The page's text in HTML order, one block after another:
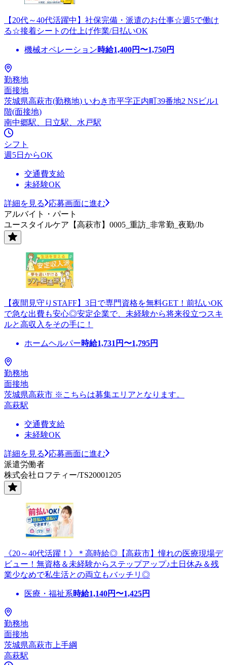
【20代～40代活躍中】社保完備・派遣のお仕事☆週5で働け
る☆接着シートの仕上げ作業/日払いOK
機械オペレーション時給1,400円〜1,750円
勤務地
面接地
茨城県高萩市(勤務地) いわき市平字正内町39番地2 NSビル1
階(面接地)
南中郷駅、日立駅、水戸駅
シフト
週5日からOK
交通費支給
未経験OK
詳細を見る
応募画面に進む
アルバイト・パート
ユースタイルケア【高萩市】0005_重訪_非常勤_夜勤/Jb
【夜間見守りSTAFF】3日で専門資格を無料GET！前払いOK
で急な出費も安心◎安定企業で、未経験から将来役立つスキ
ルと高収入をその手に！
ホームヘルパー時給1,731 円〜1,795円
勤務地
面接地
茨城県高萩市 ※こちらは募集エリアとなります。
高萩駅
交通費支給
未経験OK
詳細を見る
応募画面に進む
派遣労働者
株式会社ロフティー/TS20001205
《20～40代活躍！》＊高時給◎【高萩市】憧れの医療現場デ
ビュー！無資格＆未経験からステップアップ♪土日休み＆残
業少なめで私生活との両立もバッチリ◎
医療・福祉系時給1,140円〜1,425円
勤務地
面接地
茨城県高萩市上手綱
高萩駅